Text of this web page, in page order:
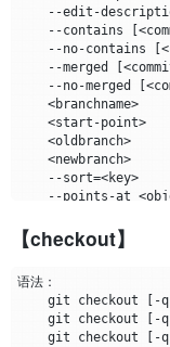
--
    --contains
    --no-contains
    --merged
    --no-merged
    --sort
=
--
【checkout】
    git checkout
-q]
    git checkout
-q]
    git checkout
-q]